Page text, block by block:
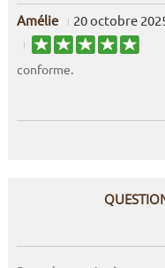
Amélie 20 octobre
conforme.